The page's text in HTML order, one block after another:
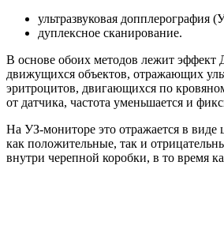
ультразвуковая допплерография
дуплексное сканирование.
В основе обоих методов лежит эффект
движущихся объектов, отражающих
эритроцитов, двигающихся по
от датчика, частота уменьшается и
На УЗ-мониторе это отражается в
как положительные, так и
внутри черепной коробки, в то время